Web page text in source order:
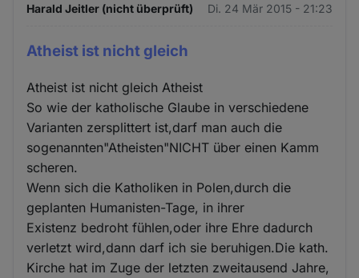
Harald Jeitler (nicht überprüft) Di. 24 Mär 2015 - 21:23
Atheist ist nicht gleich
Atheist ist nicht gleich Atheist
So wie der katholische Glaube in verschiedene
Varianten zersplittert ist,darf man auch die
sogenannten"Atheisten"NICHT über einen Kamm
scheren.
Wenn sich die Katholiken in Polen,durch die
geplanten Humanisten-Tage, in ihrer
Existenz bedroht fühlen,oder ihre Ehre dadurch
verletzt wird,dann darf ich sie beruhigen.Die kath.
Kirche hat im Zuge der letzten zweitausend Jahre,